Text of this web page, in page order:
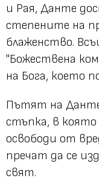
и Рая, Данте
степените на
блаженство.
"Божествена
на Бога, което
Пътят на
стъпка, в
освободи от
пречат да се
свят.